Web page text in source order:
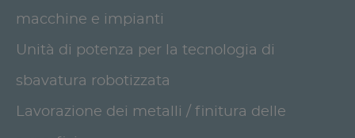
macchine e impianti
Unità di potenza per la tecnologia di
sbavatura robotizzata
Lavorazione dei metalli / finitura delle